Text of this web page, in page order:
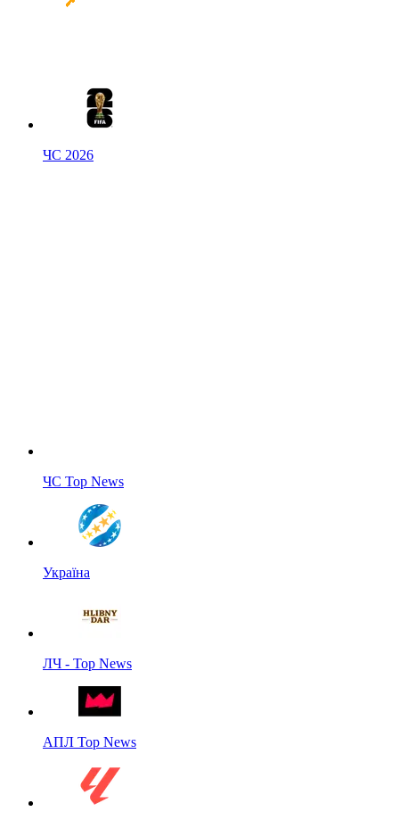
ЧС 2026
ЧС Top News
Україна
ЛЧ - Top News
АПЛ Top News